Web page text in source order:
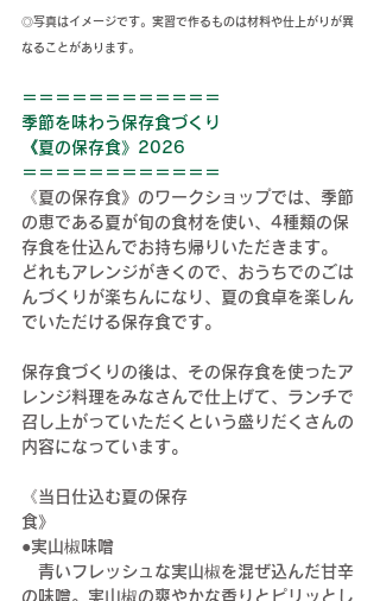
◎写真はイメージです。実習で作るものは材料や仕上がりが異
なることがあります。
＝＝＝＝＝＝＝＝＝＝＝＝
季節を味わう保存食づくり
《夏の保存食》2026
＝＝＝＝＝＝＝＝＝＝＝＝
《夏の保存食》のワークショップでは、季節
の恵である夏が旬の食材を使い、4種類の保
存食を仕込んでお持ち帰りいただきます。
どれもアレンジがきくので、おうちでのごは
んづくりが楽ちんになり、夏の食卓を楽しん
でいただける保存食です。
保存食づくりの後は、その保存食を使ったア
レンジ料理をみなさんで仕上げて、ランチで
召し上がっていただくという盛りだくさんの
内容になっています。
《当日仕込む夏の保存
食》
●実山椒味噌
青いフレッシュな実山椒を混ぜ込んだ甘辛
の味噌。実山椒の爽やかな香りとピリッとし